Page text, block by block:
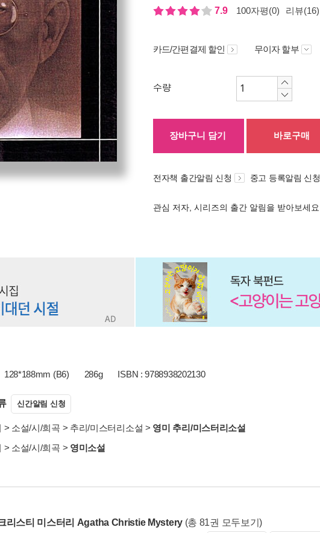
7.9
100자평(0) 리뷰(16)
카드/간편결제 할인 무이자 할부
수량
장바구니 담기 바로구매
전자책 출간알림 신청 중고 등록알림 신청
관심 저자, 시리즈의 출간 알림을 받아보세요
128*188mm (B6) 286g ISBN : 9788938202130
신간알림 신청
> 소설/시/희곡 > 추리/미스터리소설 > 영미 추리/미스터리소설
> 소설/시/희곡 > 영미소설
리스티 미스터리 Agatha Christie Mystery (총 81권 모두보기)